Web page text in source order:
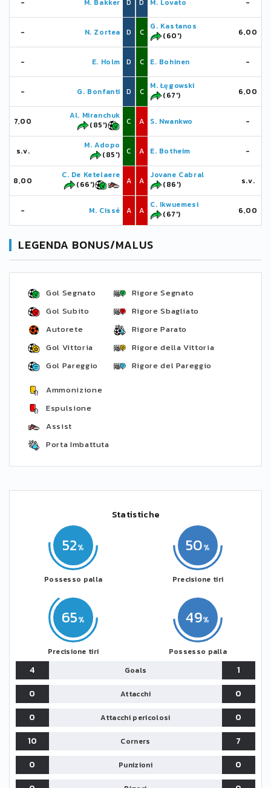
- M. Bakker D
- N. Zortea D
- E. Holm D
- G. Bonfanti D
7,00
Al. Miranchuk
(85')
C
s.v.
M. Adopo
(85')
C
8,00
C. De Ketelaere
(66')
A
- M. Cissé A
D M. Lovato -
C
G. Kastanos
(60')
6,00
C E. Bohinen -
C
M. Łęgowski
(67')
6,00
A S. Nwankwo -
A E. Botheim -
A
Jovane Cabral
(86')
s.v.
A
C. Ikwuemesi
(67')
6,00
LEGENDA BONUS/MALUS
Gol Segnato
Gol Subito
Autorete
Gol Vittoria
Gol Pareggio
Rigore Segnato
Rigore Sbagliato
Rigore Parato
Rigore della Vittoria
Rigore del Pareggio
Ammonizione
Espulsione
Assist
Porta Imbattuta
Statistiche
52
Possesso palla
65
Precisione tiri
49
Possesso palla
50
Precisione tiri
4 Goals
1
0
Attacchi
0
0
Attacchi pericolosi
0
10
Corners
7
0
Punizioni
0